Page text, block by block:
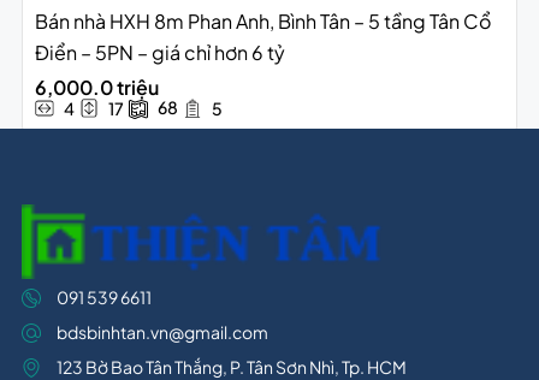
Bán nhà HXH 8m Phan Anh, Bình Tân – 5 tầng Tân Cổ
Điển – 5PN – giá chỉ hơn 6 tỷ
6,000.0 triệu
4 17 68 5
091 539 6611
bdsbinhtan.vn@gmail.com
123 Bờ Bao Tân Thắng, P. Tân Sơn Nhì, Tp. HCM